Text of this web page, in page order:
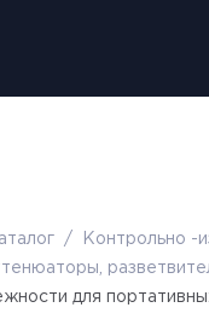
/ Контрольно -
для